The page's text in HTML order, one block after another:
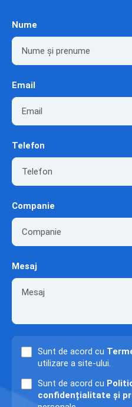
Nume
Email
Telefon
Companie
Mesaj
Sunt de acord cu
utilizare a site-ului.
Sunt de acord cu
confidențialitate și